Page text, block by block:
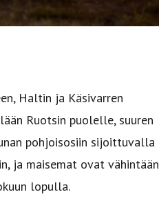
Haltin ja Käsivarren
Ruotsin puolelle, suuren
pohjoisosiin sijoittuvalla
ja maisemat ovat vähintään
lopulla.